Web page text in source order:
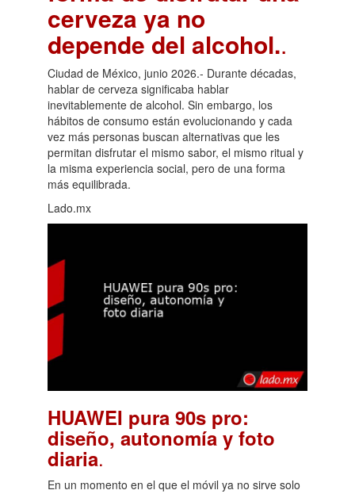
cerveza ya no
depende del alcohol..
Ciudad de México, junio 2026.- Durante décadas,
hablar de cerveza significaba hablar
inevitablemente de alcohol. Sin embargo, los
hábitos de consumo están evolucionando y cada
vez más personas buscan alternativas que les
permitan disfrutar el mismo sabor, el mismo ritual y
la misma experiencia social, pero de una forma
más equilibrada.
Lado.mx
HUAWEI pura 90s pro:
diseño, autonomía y foto
diaria.
En un momento en el que el móvil ya no sirve solo